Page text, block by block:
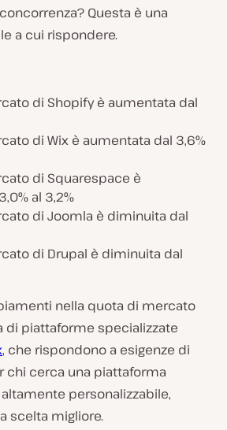
Questa è una
a cui rispondere.
di Shopify è aumentata dal
di Wix è aumentata dal 3,6%
di Squarespace è
al 3,2%
di Joomla è diminuita dal
di Drupal è diminuita dal
nella quota di mercato
di piattaforme specializzate
, che rispondono a esigenze di
chi cerca una piattaforma
personalizzabile,
scelta migliore.